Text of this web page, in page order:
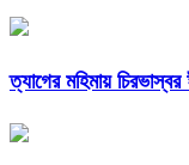
ত্যাগের মহিমায়